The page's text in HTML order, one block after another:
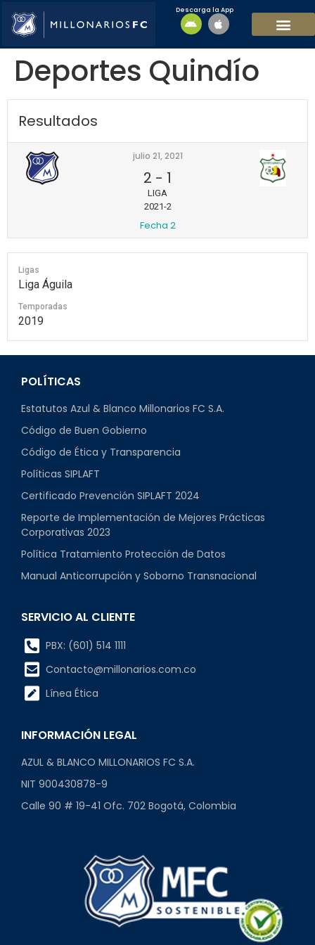
Descarga la App
Deportes Quindío
Resultados
julio 21, 2021
2 - 1
LIGA
2021-2
Fecha 2
Ligas
Liga Águila
Temporadas
2019
POLÍTICAS
Estatutos Azul & Blanco Millonarios FC S.A.
Código de Buen Gobierno
Código de Ética y Transparencia
Políticas SIPLAFT
Certificado Prevención SIPLAFT 2024
Reporte de Implementación de Mejores Prácticas
Corporativas 2023
Política Tratamiento Protección de Datos
Manual Anticorrupción y Soborno Transnacional
SERVICIO AL CLIENTE
PBX: (601) 514 1111
Contacto@millonarios.com.co
Línea Ética
INFORMACIÓN LEGAL
AZUL & BLANCO MILLONARIOS FC S.A.
NIT 900430878-9
Calle 90 # 19-41 Ofc. 702 Bogotá, Colombia